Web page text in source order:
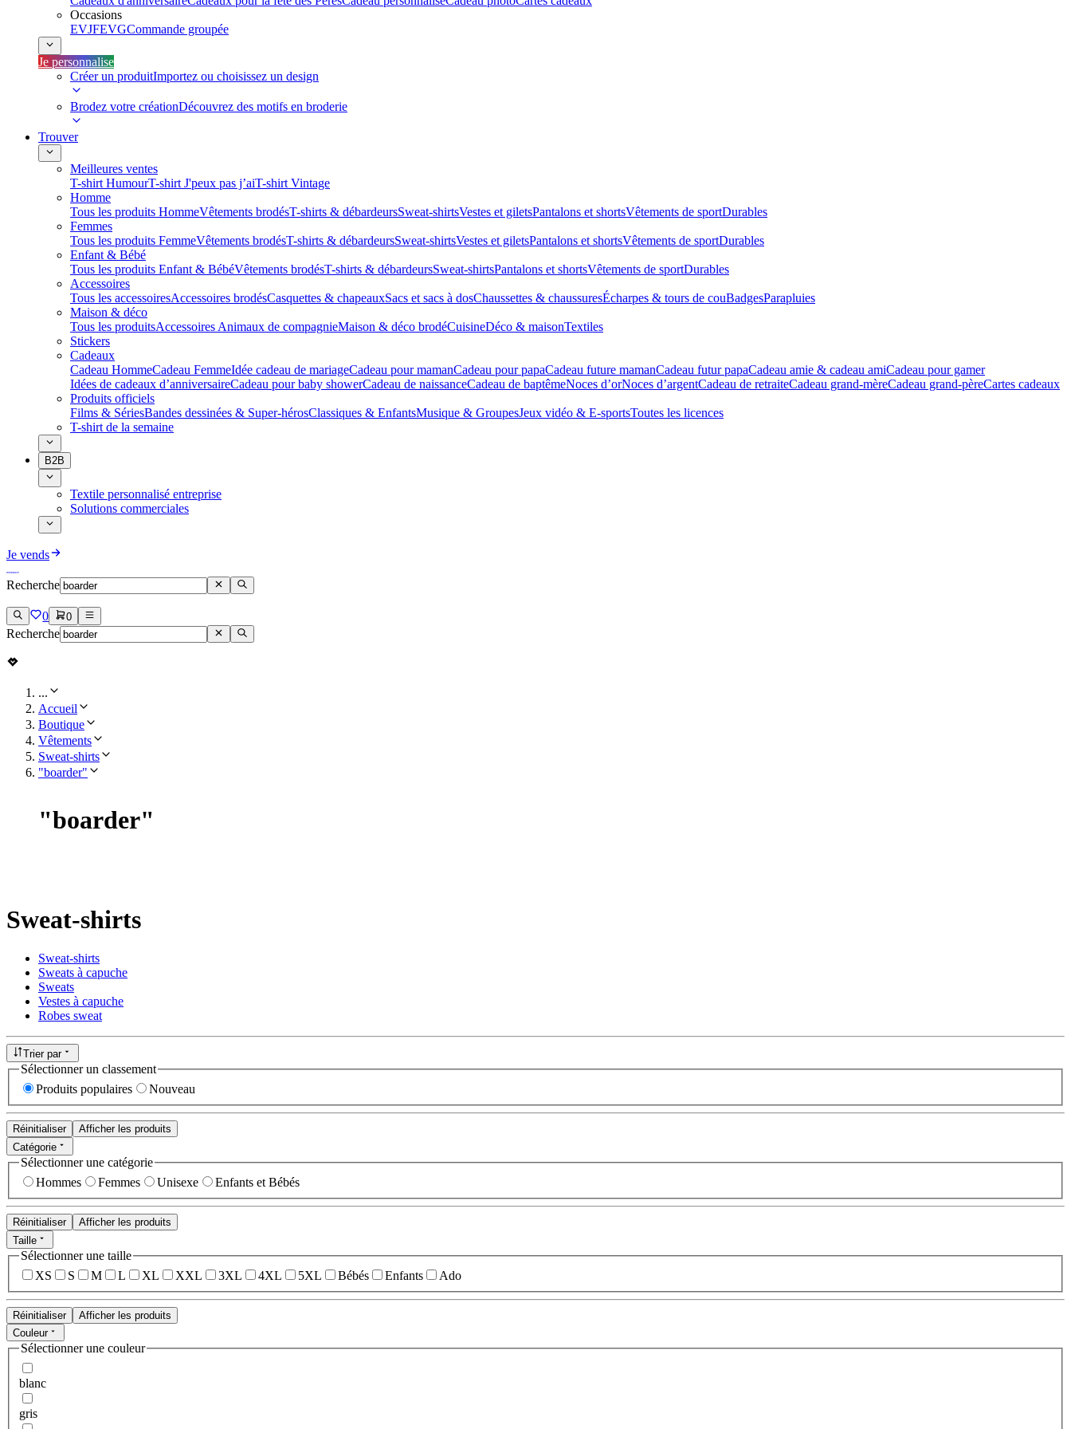
Occasions
EVJFEVGCommande groupée
Je personnalise
Créer un produitImportez ou choisissez un design
Brodez votre créationDécouvrez des motifs en broderie
Trouver
Meilleures ventes
T-shirt HumourT-shirt J'peux pas j’aiT-shirt Vintage
Homme
Tous les produits HommeVêtements brodésT-shirts & débardeursSweat-shirtsVestes et giletsPantalons et shortsVêtements de sportDurables
Femmes
Tous les produits FemmeVêtements brodésT-shirts & débardeursSweat-shirtsVestes et giletsPantalons et shortsVêtements de sportDurables
Enfant & Bébé
Tous les produits Enfant & BébéVêtements brodésT-shirts & débardeursSweat-shirtsPantalons et shortsVêtements de sportDurables
Accessoires
Tous les accessoiresAccessoires brodésCasquettes & chapeauxSacs et sacs à dosChaussettes & chaussuresÉcharpes & tours de couBadgesParapluies
Maison & déco
Tous les produitsAccessoires Animaux de compagnieMaison & déco brodéCuisineDéco & maisonTextiles
Stickers
Cadeaux
Cadeau HommeCadeau FemmeIdée cadeau de mariage​Cadeau pour mamanCadeau pour papaCadeau future mamanCadeau futur papaCadeau amie & cadeau amiCadeau pour gamer
Idées de cadeaux d’anniversaireCadeau pour baby showerCadeau de naissanceCadeau de baptêmeNoces d’orNoces d’argentCadeau de retraiteCadeau grand-mèreCadeau grand-pèreCartes cadeaux
Produits officiels
Films & SériesBandes dessinées & Super-hérosClassiques & EnfantsMusique & GroupesJeux vidéo & E-sportsToutes les licences
T-shirt de la semaine
B2B
Textile personnalisé entreprise
Solutions commerciales
Je vends
Recherche
0 0
Recherche
...
Accueil
Boutique
Vêtements
Sweat-shirts
"boarder"
"boarder"
Sweat-shirts
Sweat-shirts
Sweats à capuche
Sweats
Vestes à capuche
Robes sweat
Trier par
Sélectionner un classement
Produits populaires
Nouveau
Réinitialiser
Afficher les produits
Catégorie
Sélectionner une catégorie
Hommes
Femmes Unisexe Enfants et Bébés
Réinitialiser
Afficher les produits
Taille
Sélectionner une taille
XS
S M L XL XXL 3XL 4XL 5XL Bébés Enfants Ado
Réinitialiser
Afficher les produits
Couleur
Sélectionner une couleur
blanc
gris